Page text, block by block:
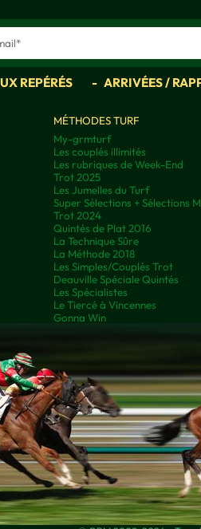
REPÉRÉS ARRIVÉES /
MÉTHODES TURF
My-grmturf
Les couplés illimités
Les rubriques de Week-End
Trot 2025
Les Jumelles du Turf
Super Sélections + Sélections
Trot 2024
Quintés de Plat 2016
La Technique Sûre
La Méthode 2018
Les Simples/Couplés Trot
Deauville Spéciale Quintés
Les Spécialistes
Le Tiercé à Vincennes
Gonna Win